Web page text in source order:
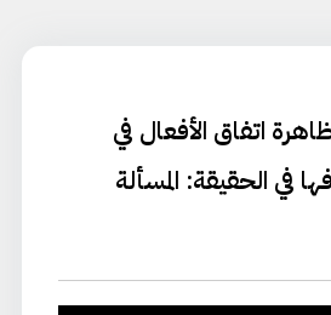
٣٢٠ | ظاهرة اتفاق الأفعال في
في الحقيقة: المسألة